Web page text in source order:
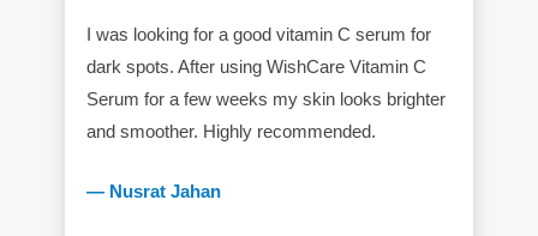
I was looking for a good vitamin C serum for
dark spots. After using WishCare Vitamin C
Serum for a few weeks my skin looks brighter
and smoother. Highly recommended.
— Nusrat Jahan